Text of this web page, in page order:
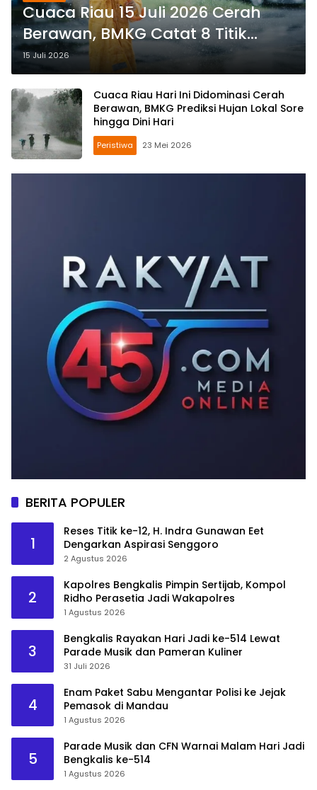
Cuaca Riau 15 Juli 2026 Cerah
Berawan, BMKG Catat 8 Titik
Panas di Lima Daerah
15 Juli 2026
Cuaca Riau Hari Ini Didominasi Cerah
Berawan, BMKG Prediksi Hujan Lokal Sore
hingga Dini Hari
Peristiwa 23 Mei 2026
BERITA POPULER
1
Reses Titik ke-12, H. Indra Gunawan Eet
Dengarkan Aspirasi Senggoro
2 Agustus 2026
2
Kapolres Bengkalis Pimpin Sertijab, Kompol
Ridho Perasetia Jadi Wakapolres
1 Agustus 2026
3
Bengkalis Rayakan Hari Jadi ke-514 Lewat
Parade Musik dan Pameran Kuliner
31 Juli 2026
4
Enam Paket Sabu Mengantar Polisi ke Jejak
Pemasok di Mandau
1 Agustus 2026
5
Parade Musik dan CFN Warnai Malam Hari Jadi
Bengkalis ke-514
1 Agustus 2026